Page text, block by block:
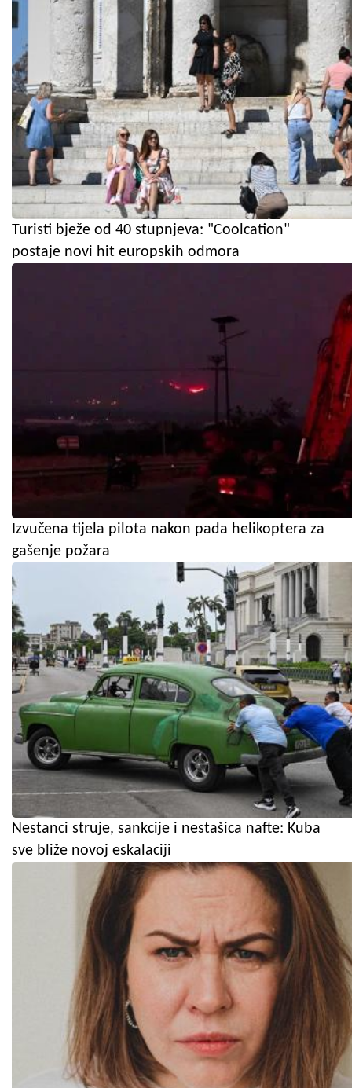
Turisti bježe od 40 stupnjeva: "Coolcation"
postaje novi hit europskih odmora
Izvučena tijela pilota nakon pada helikoptera za
gašenje požara
Nestanci struje, sankcije i nestašica nafte: Kuba
sve bliže novoj eskalaciji